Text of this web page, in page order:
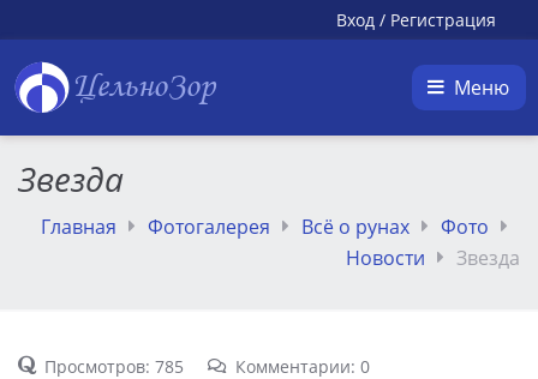
Вход / Регистрация
ЦельноЗор Меню
Звезда
Главная Фотогалерея Всё о рунах
Фото
Новости
Звезда
Просмотров: 785
Комментарии: 0